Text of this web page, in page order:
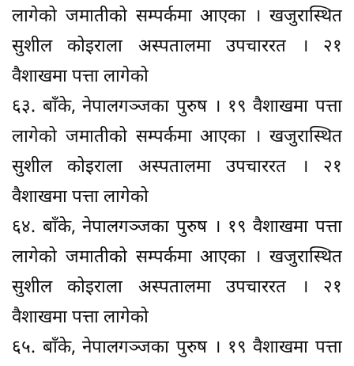
लागेको जमातीको सम्पर्कमा आएका । खजुरास्थित
सुशील कोइराला अस्पतालमा उपचाररत । २१
वैशाखमा पत्ता लागेको
६३. बाँके, नेपालगञ्जका पुरुष । १९ वैशाखमा पत्ता
लागेको जमातीको सम्पर्कमा आएका । खजुरास्थित
सुशील कोइराला अस्पतालमा उपचाररत । २१
वैशाखमा पत्ता लागेको
६४. बाँके, नेपालगञ्जका पुरुष । १९ वैशाखमा पत्ता
लागेको जमातीको सम्पर्कमा आएका । खजुरास्थित
सुशील कोइराला अस्पतालमा उपचाररत । २१
वैशाखमा पत्ता लागेको
६५. बाँके, नेपालगञ्जका पुरुष । १९ वैशाखमा पत्ता